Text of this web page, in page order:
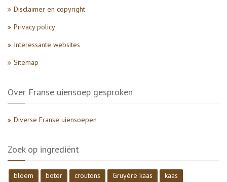
Disclaimer en copyright
Privacy policy
Interessante websites
Sitemap
Over Franse uiensoep gesproken
Diverse Franse uiensoepen
Zoek op ingrediënt
bloem boter croutons Gruyère kaas kaas